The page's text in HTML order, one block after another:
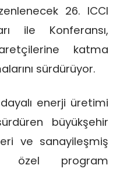
26. ICCI
ile Konferansı,
katma
sürdürüyor.
enerji üretimi
büyükşehir
ve sanayileşmiş
özel program